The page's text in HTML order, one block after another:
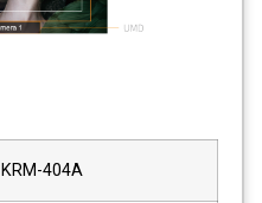
KRM-404A